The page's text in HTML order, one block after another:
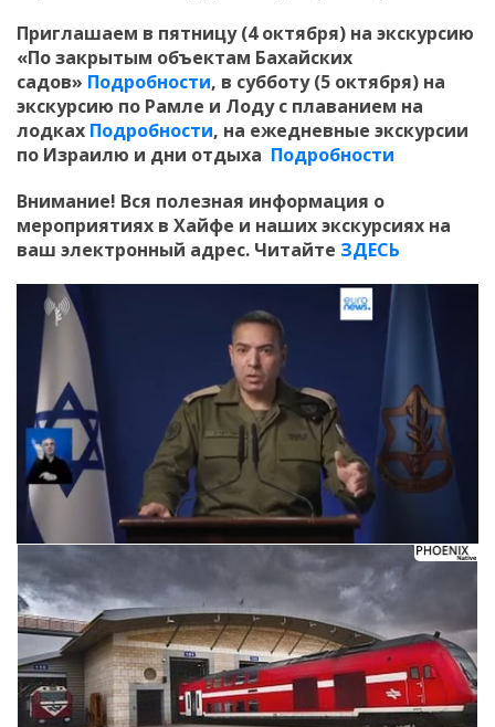
Приглашаем в пятницу (4 октября) на экскурсию
«По закрытым объектам Бахайских
садов» Подробности, в субботу (5 октября) на
экскурсию по Рамле и Лоду с плаванием на
лодках Подробности, на ежедневные экскурсии
по Израилю и дни отдыха Подробности
Внимание! Вся полезная информация о
мероприятиях в Хайфе и наших экскурсиях на
ваш электронный адрес. Читайте ЗДЕСЬ